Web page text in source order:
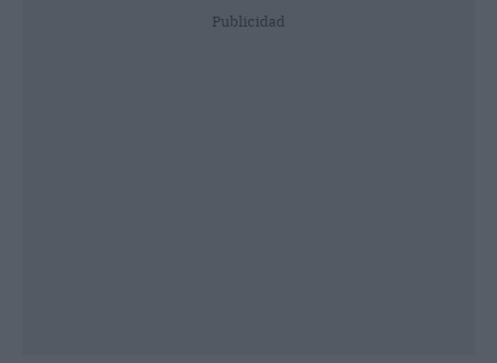
Publicidad